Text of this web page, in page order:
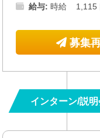
給与: 時給 1,115
募集
インターン/説